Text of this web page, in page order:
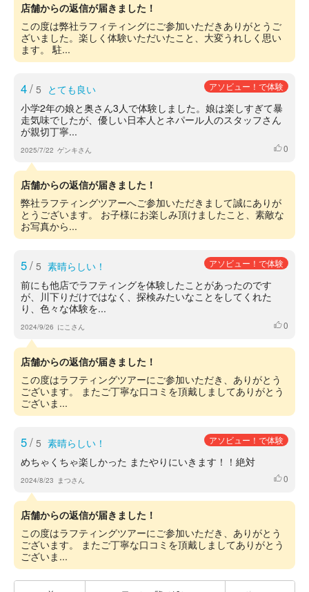
店舗からの返信が届きました！
この度は弊社ラフィティングにご参加いただきありがとうご
ざいました。楽しく体験いただいたこと、大変うれしく思い
ます。 駐...
4/ 5 とても良い アソビュー！で体験
小学2年の娘と奥さん3人で体験しました。娘は楽しすぎて暴
走気味でしたが、優しい日本人とネパール人のスタッフさん
が親切丁寧...
2025/7/22 ゲンキさん いいね
0
店舗からの返信が届きました！
弊社ラフティングツアーへご参加いただきまして誠にありが
とうございます。 お子様にお楽しみ頂けましたこと、素敵な
お写真から...
5/ 5 素晴らしい！ アソビュー！で体験
前にも他店でラフティングを体験したことがあったのです
が、川下りだけではなく、探検みたいなことをしてくれた
り、色々な体験を...
2024/9/26 にこさん いいね
0
店舗からの返信が届きました！
この度はラフティングツアーにご参加いただき、ありがとう
ございます。 またご丁寧な口コミを頂戴しましてありがとう
ございま...
5/ 5 素晴らしい！ アソビュー！で体験
めちゃくちゃ楽しかった またやりにいきます！！絶対
2024/8/23 まつさん いいね
0
店舗からの返信が届きました！
この度はラフティングツアーにご参加いただき、ありがとう
ございます。 またご丁寧な口コミを頂戴しましてありがとう
ございま...